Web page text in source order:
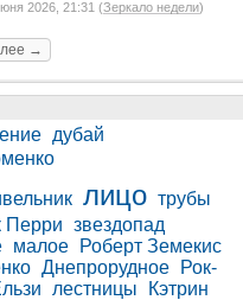
2026, 21:31 (Зеркало недели)
→
дубай
лицо трубы
Перри звездопад
малое
Роберт Земекис
Днепрорудное
Рок-
лестницы
Кэтрин